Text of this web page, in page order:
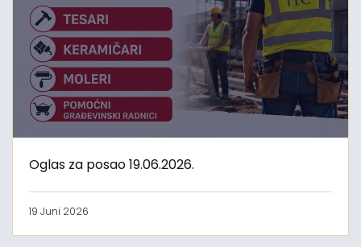
Oglas za posao 19.06.2026.
19 Juni 2026